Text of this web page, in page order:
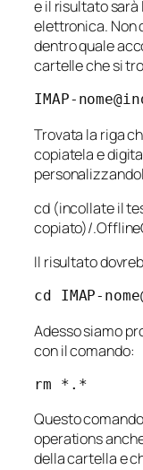
e il risultato sarà
elettronica. Non
dentro quale
cartelle che si
IMAP-
Trovata la riga
copiatela e
cd (incollate il
copiato)/
Il risultato
cd IMAP-
Adesso siamo
con il comando:
rm *.*
Questo
operations
della cartella e